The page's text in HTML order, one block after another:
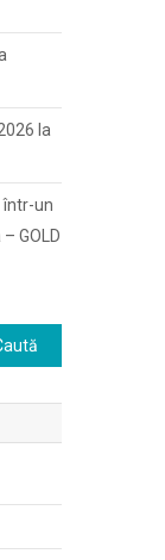
la
într-un
GOLD